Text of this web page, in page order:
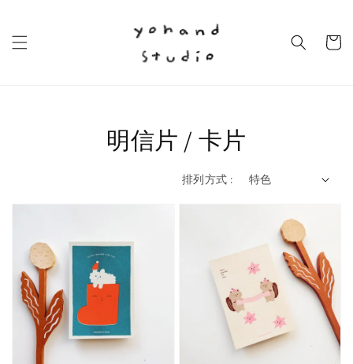
明信片 / 卡片
排列方式 :